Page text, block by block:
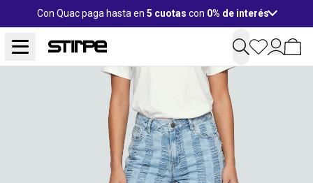
Con Quac paga hasta en 5 cuotas con 0% de interés